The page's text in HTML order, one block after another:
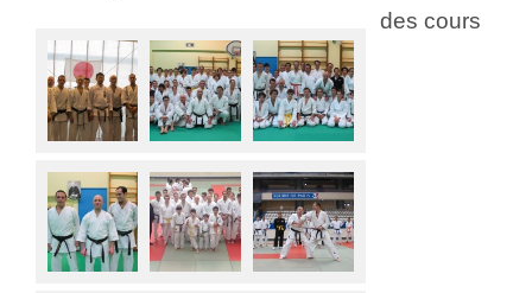
des cours